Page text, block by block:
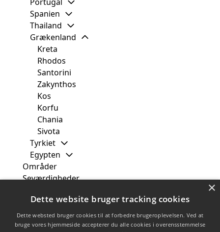
Spanien
Thailand
Grækenland
Kreta
Rhodos
Santorini
Zakynthos
Kos
Korfu
Chania
Sivota
Tyrkiet
Egypten
Områder
Seværdigheder
Måned
Uge
Rejsetyper
×
Dette website bruger tracking cookies
Dette websted bruger cookies til at forbedre brugeroplevelsen. Ved at
bruge vores hjemmeside accepterer du alle cookies i overensstemmelse